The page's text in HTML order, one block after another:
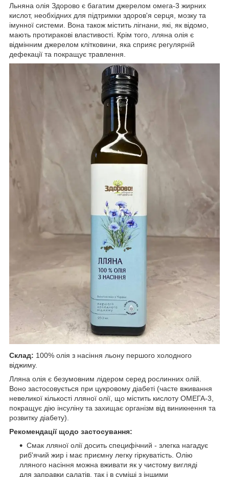
Льняна олія Здорово є багатим джерелом омега-3 жирних
кислот, необхідних для підтримки здоров'я серця, мозку та
імунної системи. Вона також містить лігнани, які, як відомо,
мають протиракові властивості. Крім того, лляна олія є
відмінним джерелом клітковини, яка сприяє регулярній
дефекації та покращує травлення.
Склад: 100% олія з насіння льону першого холодного
віджиму.
Лляна олія є безумовним лідером серед рослинних олій.
Воно застосовується при цукровому діабеті (часте вживання
невеликої кількості лляної олії, що містить кислоту ОМЕГА-3,
покращує дію інсуліну та захищає організм від виникнення та
розвитку діабету).
Рекомендації щодо застосування:
Смак лляної олії досить специфічний - злегка нагадує
риб'ячий жир і має приємну легку гіркуватість. Олію
лляного насіння можна вживати як у чистому вигляді
для заправки салатів, так і в суміші з іншими